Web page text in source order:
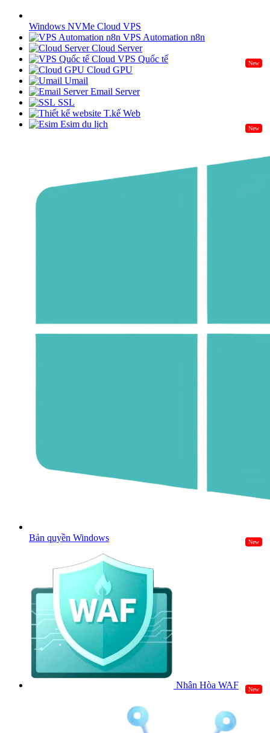
Windows NVMe Cloud VPS
VPS Automation n8n
Cloud Server
Cloud VPS Quốc tế
New
Cloud GPU
Umail
Email Server
SSL
T.kế Web
Esim du lịch
New
Bản quyền Windows New
Nhân Hòa WAF New